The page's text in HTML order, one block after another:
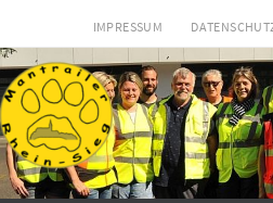
Inhalt
springen
IMPRESSUM